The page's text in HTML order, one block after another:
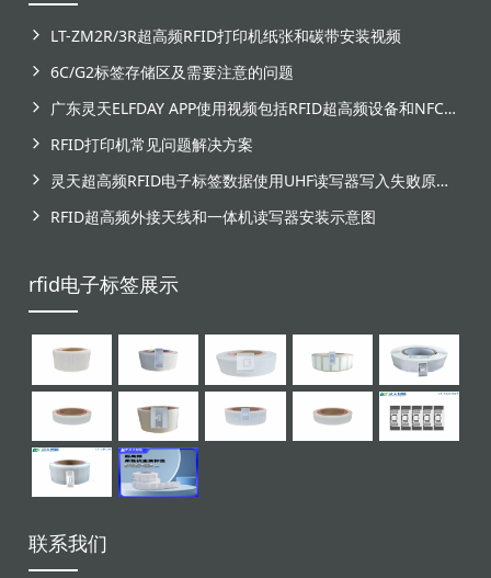
LT-ZM2R/3R超高频RFID打印机纸张和碳带安装视频
6C/G2标签存储区及需要注意的问题
广东灵天ELFDAY APP使用视频包括RFID超高频设备和NFC芯片标签感应
RFID打印机常见问题解决方案
灵天超高频RFID电子标签数据使用UHF读写器写入失败原因分析
RFID超高频外接天线和一体机读写器安装示意图
rfid电子标签展示
联系我们